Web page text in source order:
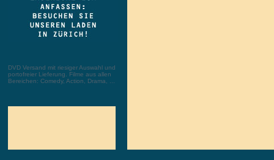
DVD Versand mit riesiger Auswahl und
portofreier Lieferung. Filme aus allen
Bereichen: Comedy, Action, Drama, ...